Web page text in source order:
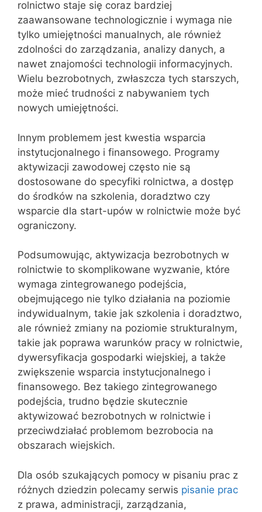
rolnictwo staje się coraz bardziej
zaawansowane technologicznie i wymaga nie
tylko umiejętności manualnych, ale również
zdolności do zarządzania, analizy danych, a
nawet znajomości technologii informacyjnych.
Wielu bezrobotnych, zwłaszcza tych starszych,
może mieć trudności z nabywaniem tych
nowych umiejętności.
Innym problemem jest kwestia wsparcia
instytucjonalnego i finansowego. Programy
aktywizacji zawodowej często nie są
dostosowane do specyfiki rolnictwa, a dostęp
do środków na szkolenia, doradztwo czy
wsparcie dla start-upów w rolnictwie może być
ograniczony.
Podsumowując, aktywizacja bezrobotnych w
rolnictwie to skomplikowane wyzwanie, które
wymaga zintegrowanego podejścia,
obejmującego nie tylko działania na poziomie
indywidualnym, takie jak szkolenia i doradztwo,
ale również zmiany na poziomie strukturalnym,
takie jak poprawa warunków pracy w rolnictwie,
dywersyfikacja gospodarki wiejskiej, a także
zwiększenie wsparcia instytucjonalnego i
finansowego. Bez takiego zintegrowanego
podejścia, trudno będzie skutecznie
aktywizować bezrobotnych w rolnictwie i
przeciwdziałać problemom bezrobocia na
obszarach wiejskich.
Dla osób szukających pomocy w pisaniu prac z
różnych dziedzin polecamy serwis pisanie prac
z prawa, administracji, zarządzania,